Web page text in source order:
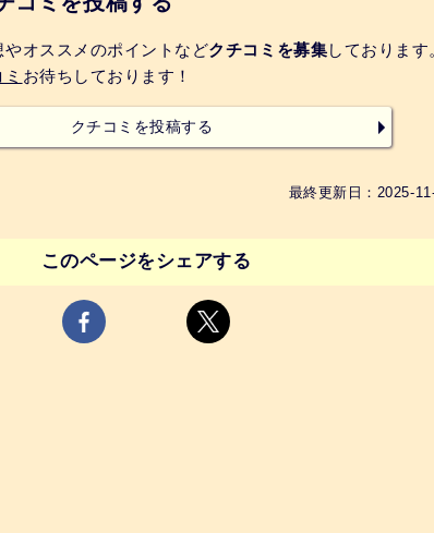
オススメのポイントなどクチコミを募集しておりま
お待ちしております！
クチコミを投稿する
最終更新日：2025-
このページをシェアする